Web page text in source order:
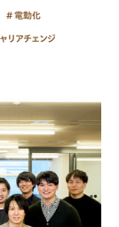
電動化
リアチェンジ